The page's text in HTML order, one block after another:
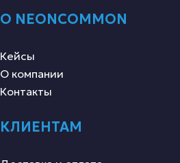
О NEONCOMMON
КЛИЕНТАМ
Контакты
О компании
Кейсы